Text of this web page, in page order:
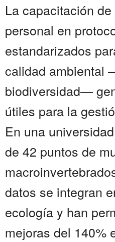
La capacitación
personal en
estandarizados
calidad ambiental
biodiversidad—
útiles para la
En una
de 42 puntos de
datos se integran
ecología y han
mejoras del 140%